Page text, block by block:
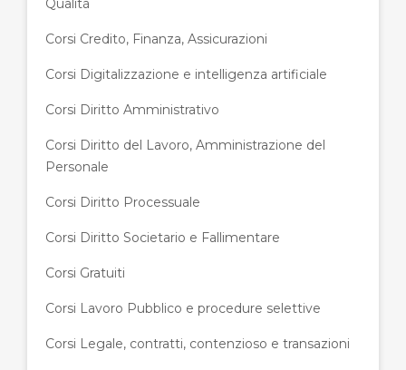
Qualità
Corsi Credito, Finanza, Assicurazioni
Corsi Digitalizzazione e intelligenza artificiale
Corsi Diritto Amministrativo
Corsi Diritto del Lavoro, Amministrazione del
Personale
Corsi Diritto Processuale
Corsi Diritto Societario e Fallimentare
Corsi Gratuiti
Corsi Lavoro Pubblico e procedure selettive
Corsi Legale, contratti, contenzioso e transazioni